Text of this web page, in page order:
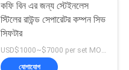
কফি বিন এর জন্য স্টেইনলেস
স্টিলের রাউন্ড সেপারেটর কম্পন সিভ
সিফটার
যোগাযোগ